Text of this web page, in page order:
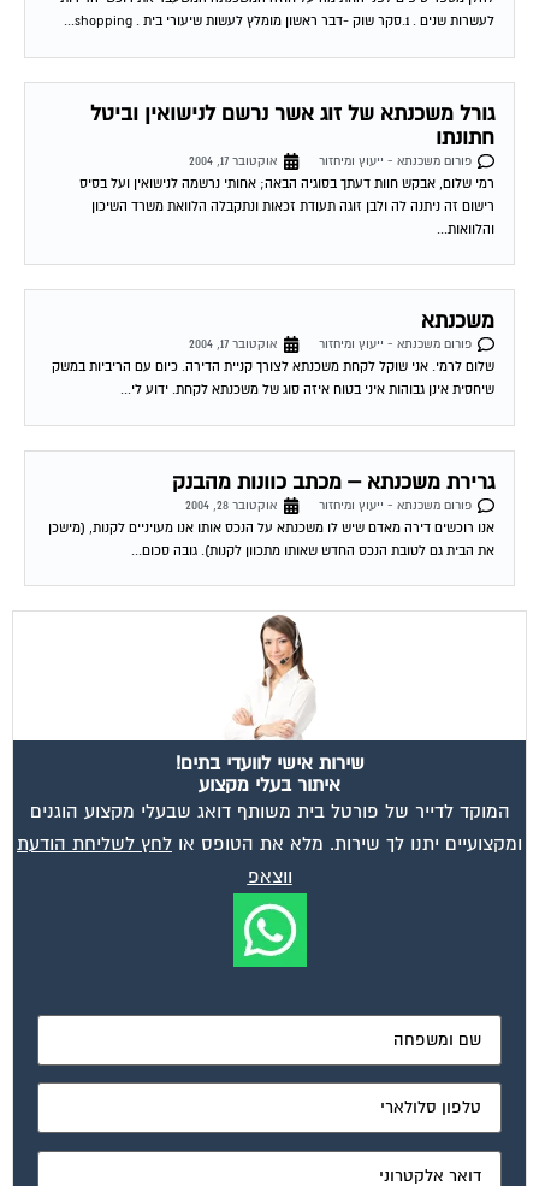
לעשרות שנים . 1.סקר שוק -דבר ראשון מומלץ לעשות שיעורי בית . shopping...
גורל משכנתא של זוג אשר נרשם לנישואין וביטל
חתונתו
פורום משכנתא - ייעוץ ומיחזור
אוקטובר 17, 2004
רמי שלום, אבקש חוות דעתך בסוגיה הבאה; אחותי נרשמה לנישואין ועל בסיס
רישום זה ניתנה לה ולבן זוגה תעודת זכאות ונתקבלה הלוואת משרד השיכון
והלוואות...
משכנתא
פורום משכנתא - ייעוץ ומיחזור
אוקטובר 17, 2004
שלום לרמי. אני שוקל לקחת משכנתא לצורך קניית הדירה. כיום עם הריביות במשק
שיחסית אינן גבוהות איני בטוח איזה סוג של משכנתא לקחת. ידוע לי...
גרירת משכנתא – מכתב כוונות מהבנק
פורום משכנתא - ייעוץ ומיחזור
אוקטובר 28, 2004
אנו רוכשים דירה מאדם שיש לו משכנתא על הנכס אותו אנו מעויניים לקנות, (מישכן
את הבית גם לטובת הנכס החדש שאותו מתכוון לקנות). גובה סכום...
שירות אישי לוועדי בתים!
איתור בעלי מקצוע
המוקד לדייר של פורטל בית משותף דואג שבעלי מקצוע הוגנים
ומקצועיים יתנו לך שירות. מלא את הטופס או לחץ לשליחת הודעת
ווצאפ